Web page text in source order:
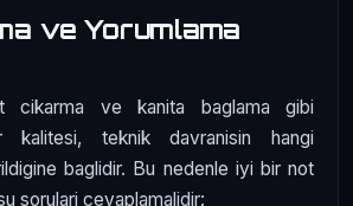
ve Yorumlama
cikarma ve kanita baglama gibi
kalitesi, teknik davranisin hangi
baglidir. Bu nedenle iyi bir not
sorulari cevaplamalidir: